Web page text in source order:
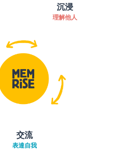
沉浸
理解他人
交流
表達自我